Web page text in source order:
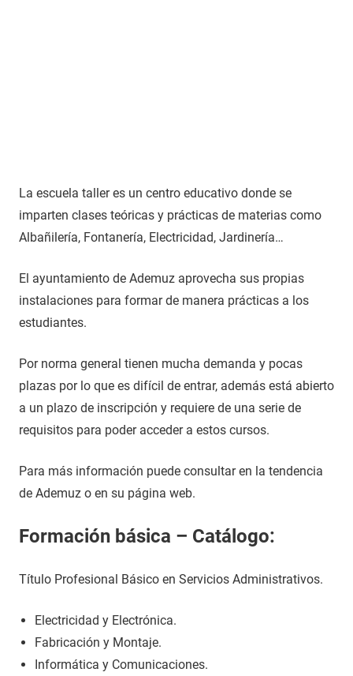
La escuela taller es un centro educativo donde se
imparten clases teóricas y prácticas de materias como
Albañilería, Fontanería, Electricidad, Jardinería…
El ayuntamiento de Ademuz aprovecha sus propias
instalaciones para formar de manera prácticas a los
estudiantes.
Por norma general tienen mucha demanda y pocas
plazas por lo que es difícil de entrar, además está abierto
a un plazo de inscripción y requiere de una serie de
requisitos para poder acceder a estos cursos.
Para más información puede consultar en la tendencia
de Ademuz o en su página web.
Formación básica – Catálogo:
Título Profesional Básico en Servicios Administrativos.
Electricidad y Electrónica.
Fabricación y Montaje.
Informática y Comunicaciones.